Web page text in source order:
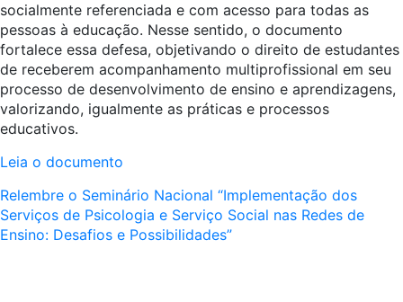
socialmente referenciada e com acesso para todas as
pessoas à educação. Nesse sentido, o documento
fortalece essa defesa, objetivando o direito de estudantes
de receberem acompanhamento multiprofissional em seu
processo de desenvolvimento de ensino e aprendizagens,
valorizando, igualmente as práticas e processos
educativos.
Leia o documento
Relembre o Seminário Nacional “Implementação dos
Serviços de Psicologia e Serviço Social nas Redes de
Ensino: Desafios e Possibilidades”